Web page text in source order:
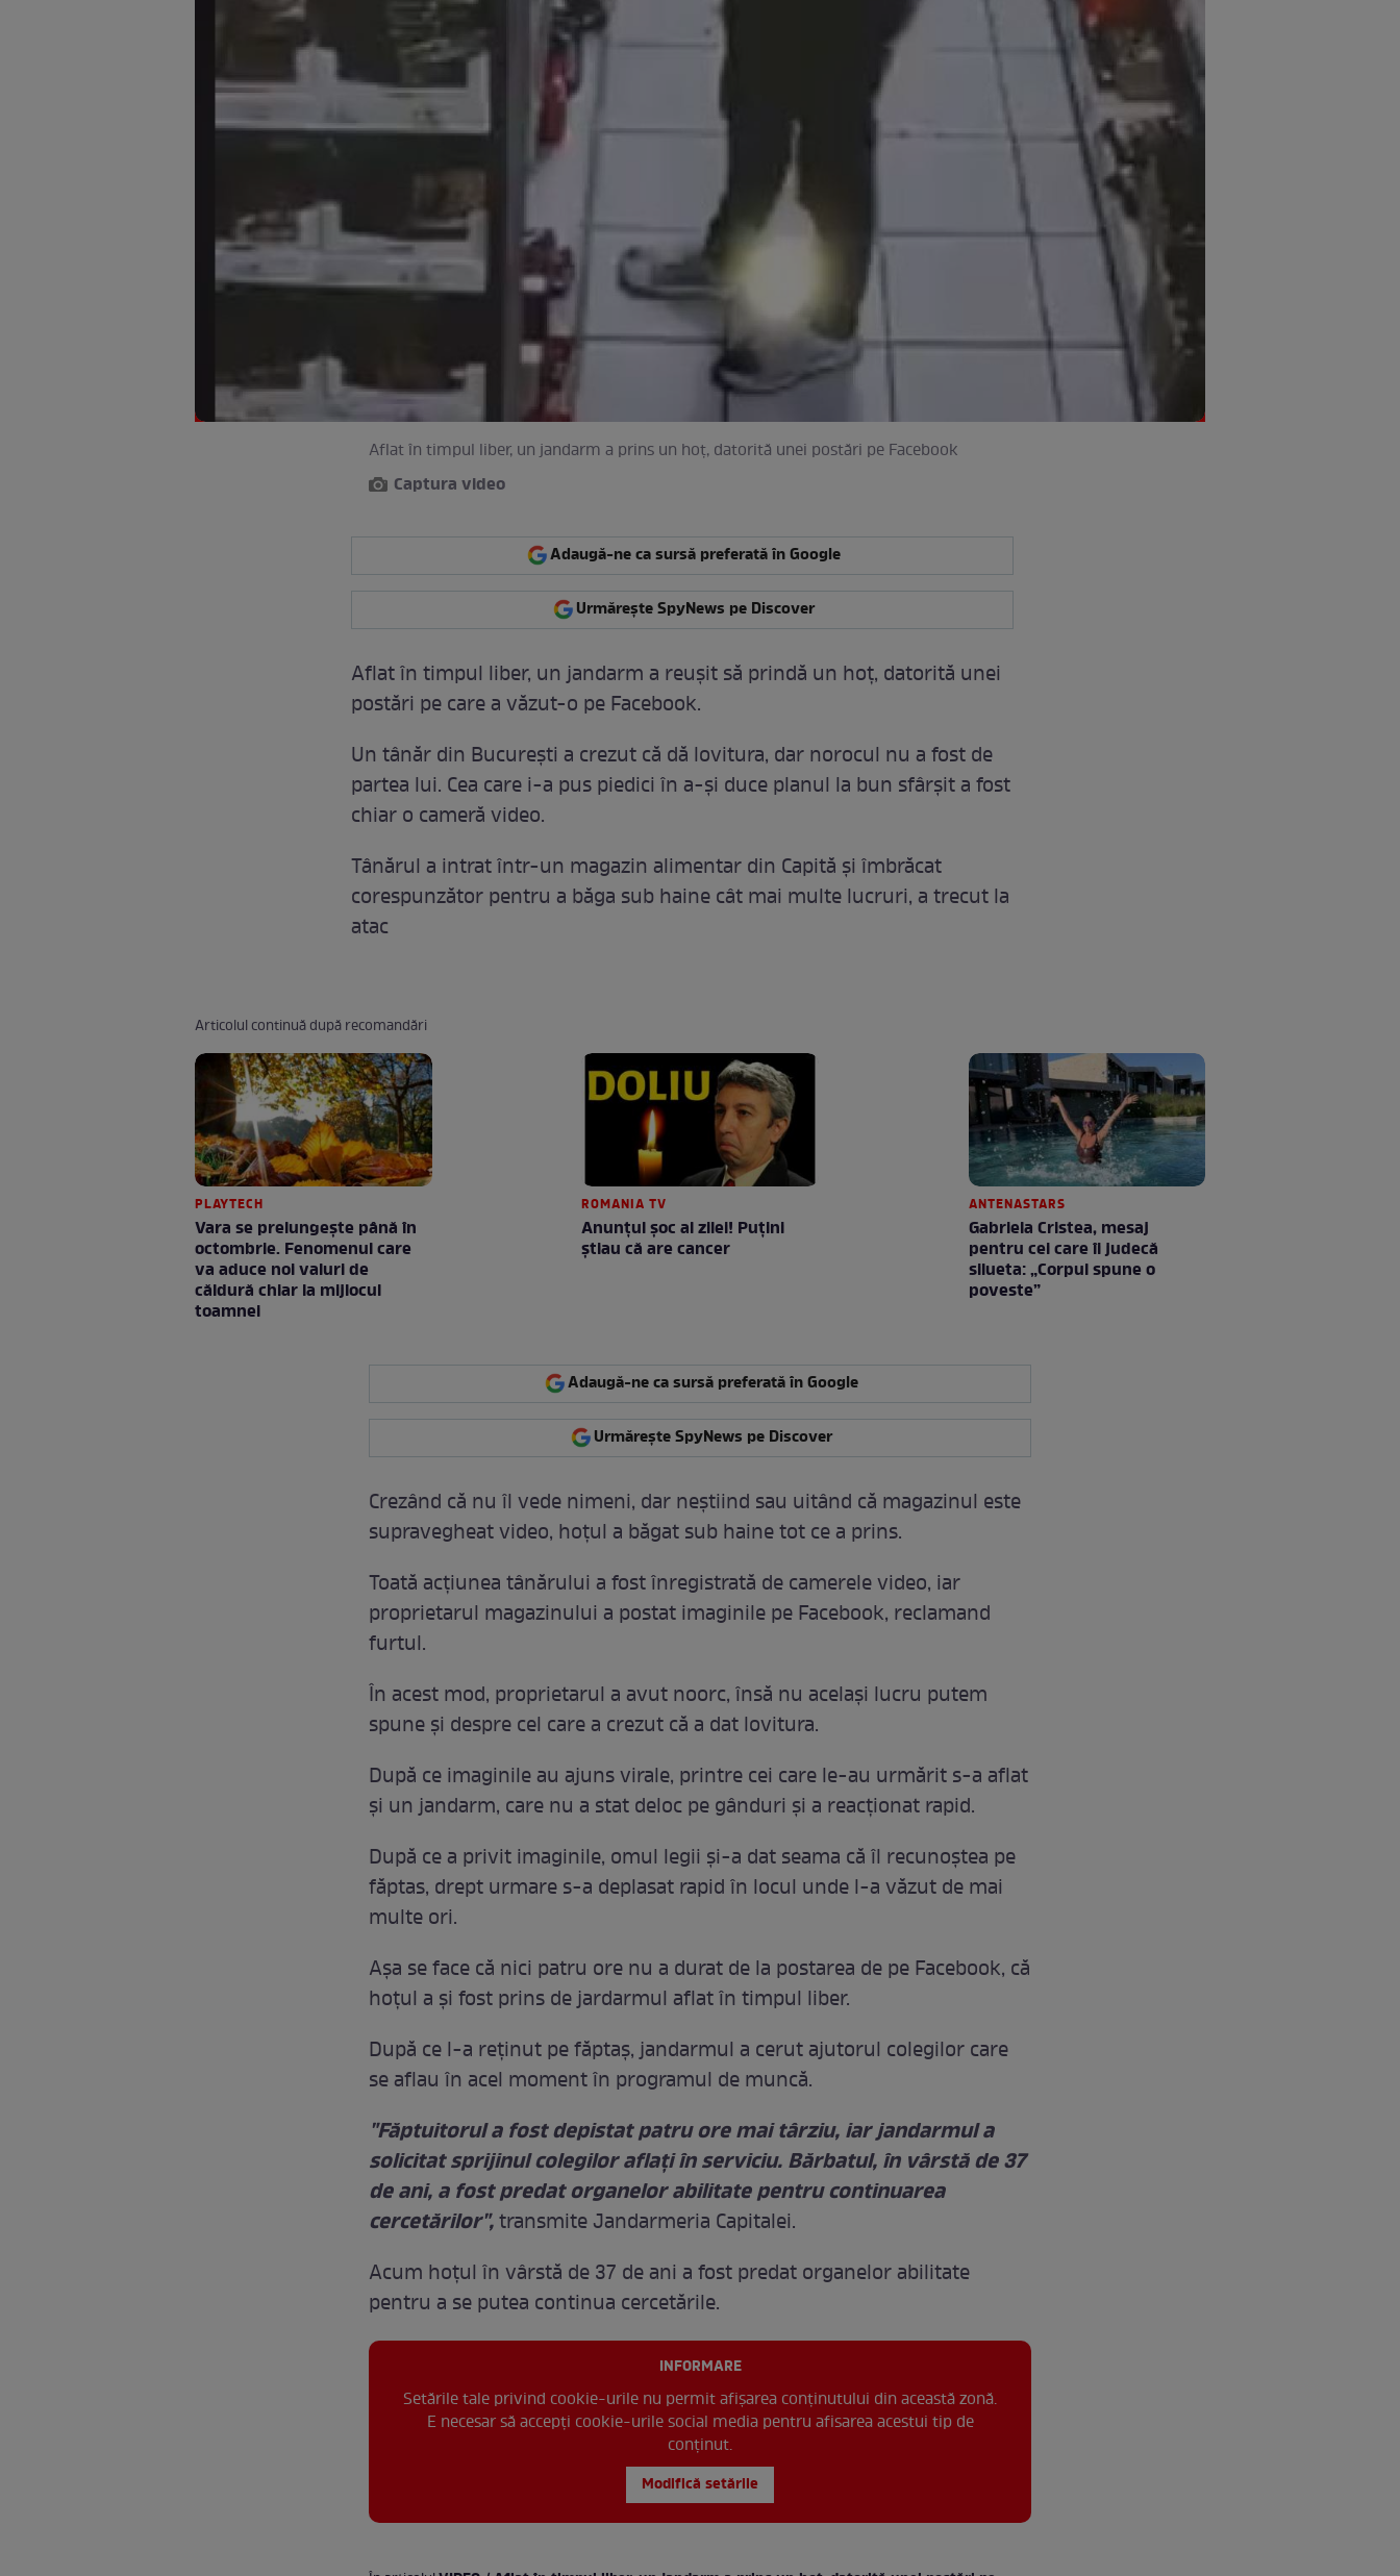
Aflat în timpul liber, un jandarm a prins un hoţ, datorită unei postări pe Facebook
Captura video
Adaugă-ne ca sursă preferată în Google
Urmărește SpyNews pe Discover
Aflat în timpul liber, un jandarm a reuşit să prindă un hoţ, datorită unei
postări pe care a văzut-o pe Facebook.
Un tânăr din Bucureşti a crezut că dă lovitura, dar norocul nu a fost de
partea lui. Cea care i-a pus piedici în a-şi duce planul la bun sfârşit a fost
chiar o cameră video.
Tânărul a intrat într-un magazin alimentar din Capită şi îmbrăcat
corespunzător pentru a băga sub haine cât mai multe lucruri, a trecut la
atac
Articolul continuă după recomandări
PLAYTECH
Vara se prelungeşte până în
octombrie. Fenomenul care
va aduce noi valuri de
căldură chiar la mijlocul
toamnei
ROMANIA TV
Anunţul şoc al zilei! Puţini
ştiau că are cancer
ANTENASTARS
Gabriela Cristea, mesaj
pentru cei care îi judecă
silueta: „Corpul spune o
poveste”
Adaugă-ne ca sursă preferată în Google
Urmărește SpyNews pe Discover
Crezând că nu îl vede nimeni, dar neştiind sau uitând că magazinul este
supravegheat video, hoţul a băgat sub haine tot ce a prins.
Toată acţiunea tânărului a fost înregistrată de camerele video, iar
proprietarul magazinului a postat imaginile pe Facebook, reclamand
furtul.
În acest mod, proprietarul a avut noorc, însă nu acelaşi lucru putem
spune şi despre cel care a crezut că a dat lovitura.
După ce imaginile au ajuns virale, printre cei care le-au urmărit s-a aflat
şi un jandarm, care nu a stat deloc pe gânduri şi a reacţionat rapid.
După ce a privit imaginile, omul legii şi-a dat seama că îl recunoştea pe
făptas, drept urmare s-a deplasat rapid în locul unde l-a văzut de mai
multe ori.
Aşa se face că nici patru ore nu a durat de la postarea de pe Facebook, că
hoţul a şi fost prins de jardarmul aflat în timpul liber.
După ce l-a reţinut pe făptaş, jandarmul a cerut ajutorul colegilor care
se aflau în acel moment în programul de muncă.
"Făptuitorul a fost depistat patru ore mai târziu, iar jandarmul a
solicitat sprijinul colegilor aflați în serviciu. Bărbatul, în vârstă de 37
de ani, a fost predat organelor abilitate pentru continuarea
cercetărilor",transmite Jandarmeria Capitalei.
Acum hoţul în vârstă de 37 de ani a fost predat organelor abilitate
pentru a se putea continua cercetările.
INFORMARE
Setările tale privind cookie-urile nu permit afișarea conținutului din această zonă.
E necesar să accepți cookie-urile social media pentru afisarea acestui tip de
conținut.
Modifică setările